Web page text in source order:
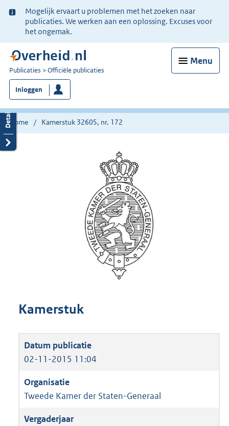
Ter
informatie:
Mogelijk ervaart u problemen met het zoeken naar
publicaties. We werken aan een oplossing. Excuses voor
het ongemak.
Menu
U
bent
nu
hier:
Publicaties Officiële publicaties
Inloggen
Home Kamerstuk 32605, nr. 172
Kamerstuk
02-11-2015 11:04
Tweede Kamer der Staten-Generaal